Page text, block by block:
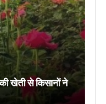
खेती से किसानों ने